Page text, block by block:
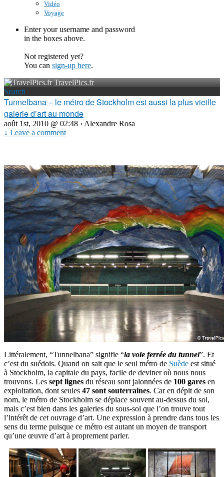
Vidéo
Voyage
Enter your username and password
in the boxes above.
Not registered yet?
You can sign-up here.
TravelPics.fr
Search
Tunnelbana – le métro de Stockholm est aussi la plus vieille
galerie d’art au monde
août 1st, 2010 @ 02:48 › Alexandre Rosa
↓ Leave a comment
Littéralement, “Tunnelbana” signifie “la voie ferrée du tunnel”. Et
c’est du suédois. Quand on sait que le seul métro de Suède est situé
à Stockholm, la capitale du pays, facile de deviner où nous nous
trouvons. Les sept lignes du réseau sont jalonnées de 100 gares en
exploitation, dont seules 47 sont souterraines. Car en dépit de son
nom, le métro de Stockholm se déplace souvent au-dessus du sol,
mais c’est bien dans les galeries du sous-sol que l’on trouve tout
l’intérêt de cet ouvrage d’art. Une expression à prendre dans tous les
sens du terme puisque ce métro est autant un moyen de transport
qu’une œuvre d’art à proprement parler.